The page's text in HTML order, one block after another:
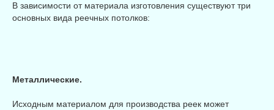
В зависимости от материала изготовления существуют три
основных вида реечных потолков:
Металлические.
Исходным материалом для производства реек может